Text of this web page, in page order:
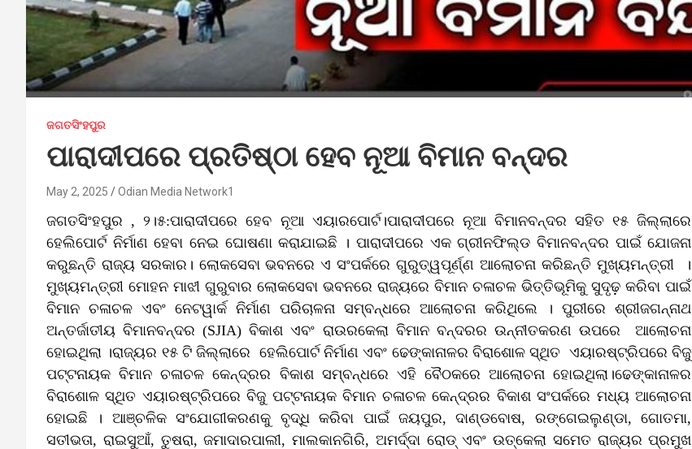
ଜଗତସିଂହପୁର
ପାରାଦୀପରେ ପ୍ରତିଷ୍ଠା ହେବ ନୂଆ ବିମାନ ବନ୍ଦର
May 2, 2025 Odian Media Network1
ଜଗତସିଂହପୁର , ୨।୫:ପାରାଦୀପରେ ହେବ ନୂଆ ଏୟାରପୋର୍ଟ।ପାରାଦୀପରେ ନୂଆ ବିମାନବନ୍ଦର ସହିତ ୧୫ ଜିଲ୍ଲାରେ
ହେଲିପୋର୍ଟ ନିର୍ମାଣ ହେବା ନେଇ ଘୋଷଣା କରାଯାଇଛି । ପାରାଦୀପରେ ଏକ ଗ୍ରୀନଫିଲ୍ଡ ବିମାନବନ୍ଦର ପାଇଁ ଯୋଜନା
କରୁଛନ୍ତି ରାଜ୍ୟ ସରକାର। ଲୋକସେବା ଭବନରେ ଏ ସଂପର୍କରେ ଗୁରୁତ୍ୱପୂର୍ଣ୍ଣ ଆଲୋଚନା କରିଛନ୍ତି ମୁଖ୍ୟମନ୍ତ୍ରୀ ।
ମୁଖ୍ୟମନ୍ତ୍ରୀ ମୋହନ ମାଝୀ ଗୁରୁବାର ଲୋକସେବା ଭବନରେ ରାଜ୍ୟରେ ବିମାନ ଚଳାଚଳ ଭିତ୍ତିଭୂମିକୁ ସୁଦୃଢ଼ କରିବା ପାଇଁ
ବିମାନ ଚଳାଚଳ ଏବଂ ନେଟୱାର୍କ ନିର୍ମାଣ ପରିଚାଳନା ସମ୍ବନ୍ଧରେ ଆଲୋଚନା କରିଥିଲେ । ପୁରୀରେ ଶ୍ରୀଜଗନ୍ନାଥ
ଅନ୍ତର୍ଜାତୀୟ ବିମାନବନ୍ଦର (SJIA) ବିକାଶ ଏବଂ ରାଉରକେଲା ବିମାନ ବନ୍ଦରର ଉନ୍ନୀତକରଣ ଉପରେ ଆଲୋଚନା
ହୋଇଥିଲା ।ରାଜ୍ୟର ୧୫ ଟି ଜିଲ୍ଲାରେ ହେଲିପୋର୍ଟ ନିର୍ମାଣ ଏବଂ ଢେଙ୍କାନାଳର ବିରାଶୋଳ ସ୍ଥିତ ଏୟାରଷ୍ଟ୍ରିପରେ ବିଜୁ
ପଟ୍ଟନାୟକ ବିମାନ ଚଳାଚଳ କେନ୍ଦ୍ରର ବିକାଶ ସମ୍ବନ୍ଧରେ ଏହି ବୈଠକରେ ଆଲୋଚନା ହୋଇଥିଲା।ଢେଙ୍କାନାଳର
ବିରାଶୋଳ ସ୍ଥିତ ଏୟାରଷ୍ଟ୍ରିପରେ ବିଜୁ ପଟ୍ଟନାୟକ ବିମାନ ଚଳାଚଳ କେନ୍ଦ୍ରର ବିକାଶ ସଂପର୍କରେ ମଧ୍ୟ ଆଲୋଚନା
ହୋଇଛି । ଆଞ୍ଚଳିକ ସଂଯୋଗୀକରଣକୁ ବୃଦ୍ଧି କରିବା ପାଇଁ ଜୟପୁର, ଦାଣ୍ଡବୋଷ, ରଙ୍ଗେଇଲୁଣ୍ଡା, ଗୋତମା,
ସତୀଭତା, ରାଇସୁଆଁ, ତୁଷରା, ଜମାଦାରପାଲୀ, ମାଲକାନଗିରି, ଅମର୍ଦ୍ଦା ରୋଡ୍ ଏବଂ ଉତ୍କେଲା ସମେତ ରାଜ୍ୟର ପ୍ରମୁଖ